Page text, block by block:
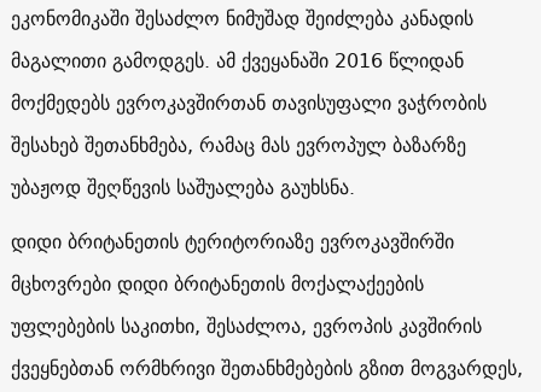
ეკონომიკაში შესაძლო ნიმუშად შეიძლება კანადის
მაგალითი გამოდგეს. ამ ქვეყანაში 2016 წლიდან
მოქმედებს ევროკავშირთან თავისუფალი ვაჭრობის
შესახებ შეთანხმება, რამაც მას ევროპულ ბაზარზე
უბაჟოდ შეღწევის საშუალება გაუხსნა.
დიდი ბრიტანეთის ტერიტორიაზე ევროკავშირში
მცხოვრები დიდი ბრიტანეთის მოქალაქეების
უფლებების საკითხი, შესაძლოა, ევროპის კავშირის
ქვეყნებთან ორმხრივი შეთანხმებების გზით მოგვარდეს,